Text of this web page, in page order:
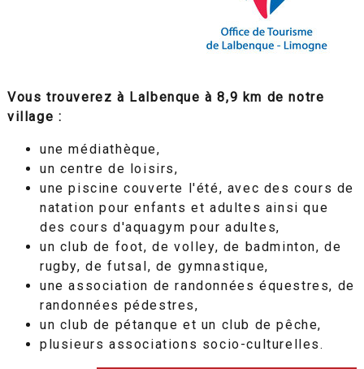
Vous trouverez à Lalbenque à 8,9 km de notre
village :
une médiathèque,
un centre de loisirs,
une piscine couverte l'été, avec des cours de
natation pour enfants et adultes ainsi que
des cours d'aquagym pour adultes,
un club de foot, de volley, de badminton, de
rugby, de futsal, de gymnastique,
une association de randonnées équestres, de
randonnées pédestres,
un club de pétanque et un club de pêche,
plusieurs associations socio-culturelles.